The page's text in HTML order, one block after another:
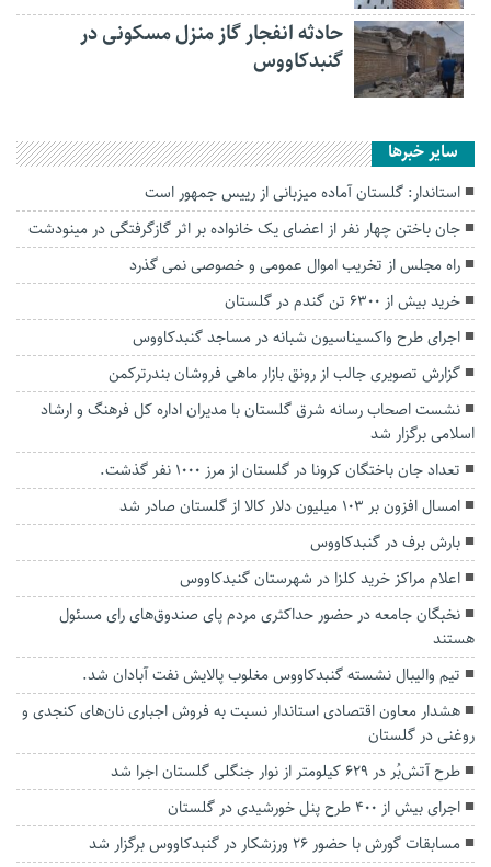
حادثه انفجار گاز منزل مسکونی در
گنبدکاووس
سایر خبرها
استاندار: گلستان آماده میزبانی از رییس جمهور است
جان باختن چهار نفر از اعضای یک خانواده بر اثر گازگرفتگی در مینودشت
راه مجلس از تخریب اموال عمومی و خصوصی نمی گذرد
خرید بیش از ۶۳۰۰ تن گندم در گلستان
اجرای طرح واکسیناسیون شبانه در مساجد گنبدکاووس
گزارش تصویری جالب از رونق بازار ماهی فروشان بندرترکمن
نشست اصحاب رسانه شرق گلستان با مدیران اداره کل فرهنگ و ارشاد
اسلامی برگزار شد
تعداد جان باختگان کرونا در گلستان از مرز 1000 نفر گذشت.
امسال افزون بر ۱۰۳ میلیون دلار کالا از گلستان صادر شد
بارش برف در گنبدکاووس
اعلام مراکز خرید کلزا در شهرستان گنبدکاووس
نخبگان جامعه در حضور حداکثری مردم پای صندوق‌های رای مسئول
هستند
تیم والیبال نشسته گنبدکاووس مغلوب پالایش نفت آبادان شد.
هشدار معاون اقتصادی استاندار نسبت به فروش اجباری نان‌های کنجدی و
روغنی در گلستان
طرح آتش‌بُر در ۶۲۹ کیلومتر از نوار جنگلی گلستان اجرا شد
اجرای بیش از ۴۰۰ طرح پنل خورشیدی در گلستان
مسابقات گورش با حضور ۲۶ ورزشکار در گنبدکاووس برگزار شد